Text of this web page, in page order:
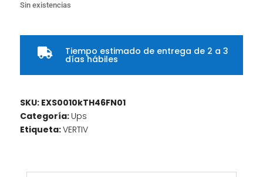
Sin existencias
 Tiempo estimado de entrega de 2 a 3
días hábiles
SKU: EXS0010kTH46FN01
Categoría: Ups
Etiqueta:VERTIV